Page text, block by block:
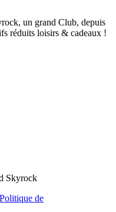
un grand Club, depuis
réduits loisirs & cadeaux !
Skyrock
Politique de